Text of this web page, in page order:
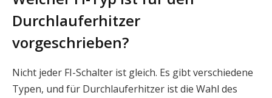
Durchlauferhitzer
vorgeschrieben?
Nicht jeder FI-Schalter ist gleich. Es gibt verschiedene
Typen, und für Durchlauferhitzer ist die Wahl des